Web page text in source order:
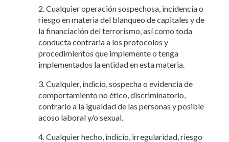
2. Cualquier operación sospechosa, incidencia o
riesgo en materia del blanqueo de capitales y de
la financiación del terrorismo, así como toda
conducta contraria a los protocolos y
procedimientos que implemente o tenga
implementados la entidad en esta materia.
3. Cualquier, indicio, sospecha o evidencia de
comportamiento no ético, discriminatorio,
contrario a la igualdad de las personas y posible
acoso laboral y/o sexual.
4. Cualquier hecho, indicio, irregularidad, riesgo